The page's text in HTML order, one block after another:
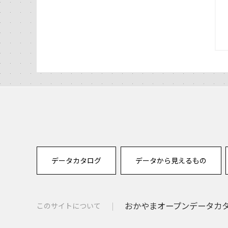
データカタログ データから見えるもの
このサイトについて おかやまオープンデータカ